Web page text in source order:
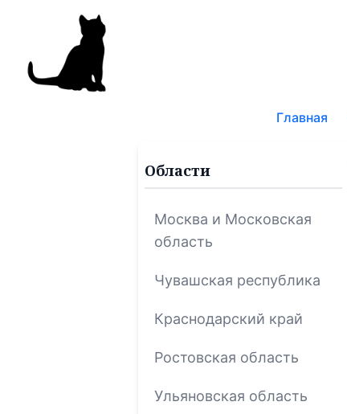
Главнаяпо
Области
Москва и Московская
область
Чувашская республика
Краснодарский край
Ростовская область
Ульяновская область